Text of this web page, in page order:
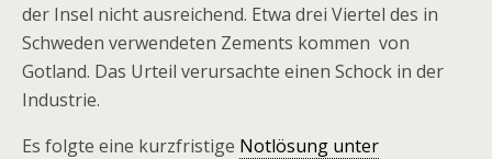
der Insel nicht ausreichend. Etwa drei Viertel des in
Schweden verwendeten Zements kommen von
Gotland. Das Urteil verursachte einen Schock in der
Industrie.
Es folgte eine kurzfristige Notlösung unter